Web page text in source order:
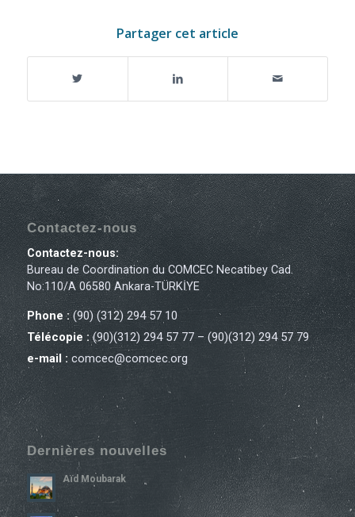
Partager cet article
Contactez-nous
Contactez-nous:
Bureau de Coordination du COMCEC Necatibey Cad.
No:110/A 06580 Ankara-TÜRKİYE
Phone :(90) (312) 294 57 10
Télécopie :(90)(312) 294 57 77 – (90)(312) 294 57 79
e-mail : comcec@comcec.org
Dernières nouvelles
Aïd Moubarak